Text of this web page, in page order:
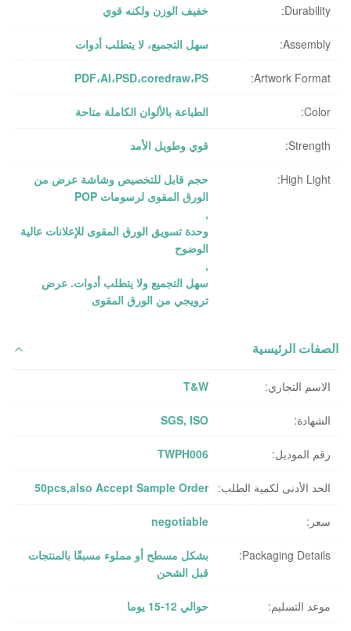
Durability: خفيف الوزن ولكنه قوي
Assembly: سهل التجميع، لا يتطلب أدوات
Artwork Format: PDF،AI،PSD،coredraw،PS
Color: الطباعة بالألوان الكاملة متاحة
Strength: قوي وطويل الأمد
High Light:
حجم قابل للتخصيص وشاشة عرض من
الورق المقوى لرسومات POP
,
وحدة تسويق الورق المقوى للإعلانات عالية
الوضوح
,
سهل التجميع ولا يتطلب أدوات. عرض
ترويجي من الورق المقوى
الصفات الرئيسية
الاسم التجاري: T&W
الشهادة: SGS, ISO
رقم الموديل: TWPH006
الحد الأدنى لكمية الطلب: 50pcs,also Accept Sample Order
سعر: negotiable
Packaging Details:
بشكل مسطح أو مملوء مسبقًا بالمنتجات
قبل الشحن
موعد التسليم: حوالي 12-15 يوما